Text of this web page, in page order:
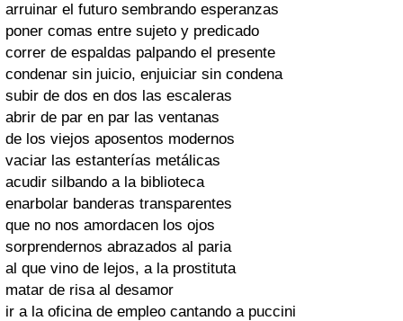
arruinar el futuro sembrando esperanzas
poner comas entre sujeto y predicado
correr de espaldas palpando el presente
condenar sin juicio, enjuiciar sin condena
subir de dos en dos las escaleras
abrir de par en par las ventanas
de los viejos aposentos modernos
vaciar las estanterías metálicas
acudir silbando a la biblioteca
enarbolar banderas transparentes
que no nos amordacen los ojos
sorprendernos abrazados al paria
al que vino de lejos, a la prostituta
matar de risa al desamor
ir a la oficina de empleo cantando a puccini